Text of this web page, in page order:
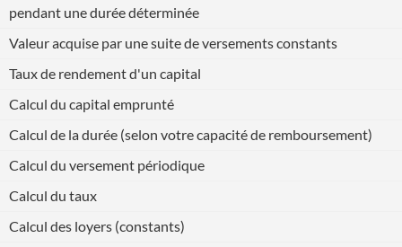
pendant une durée déterminée
Valeur acquise par une suite de versements constants
Taux de rendement d'un capital
Calcul du capital emprunté
Calcul de la durée (selon votre capacité de remboursement)
Calcul du versement périodique
Calcul du taux
Calcul des loyers (constants)